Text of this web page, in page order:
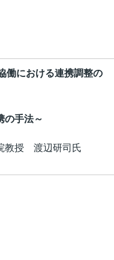
働における連携調整の
の手法～
教授 渡辺研司氏